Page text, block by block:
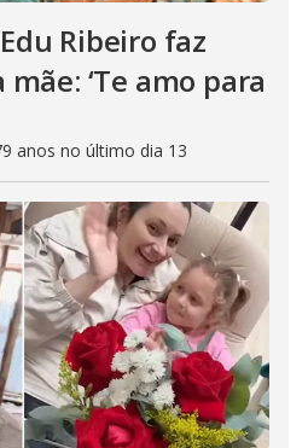
Ribeiro faz
‘Te amo para
anos no último dia 13